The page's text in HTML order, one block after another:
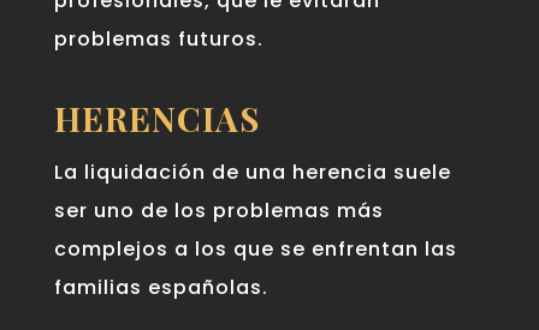
problemas futuros.
HERENCIAS
La liquidación de una herencia suele
ser uno de los problemas más
complejos a los que se enfrentan las
familias españolas.